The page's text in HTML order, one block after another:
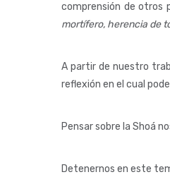
comprensión de otros
mortífero, herencia de
A partir de nuestro
reflexión en el cual
Pensar sobre la Shoá
Detenernos en este